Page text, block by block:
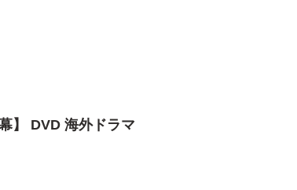
】 DVD 海外ドラマ